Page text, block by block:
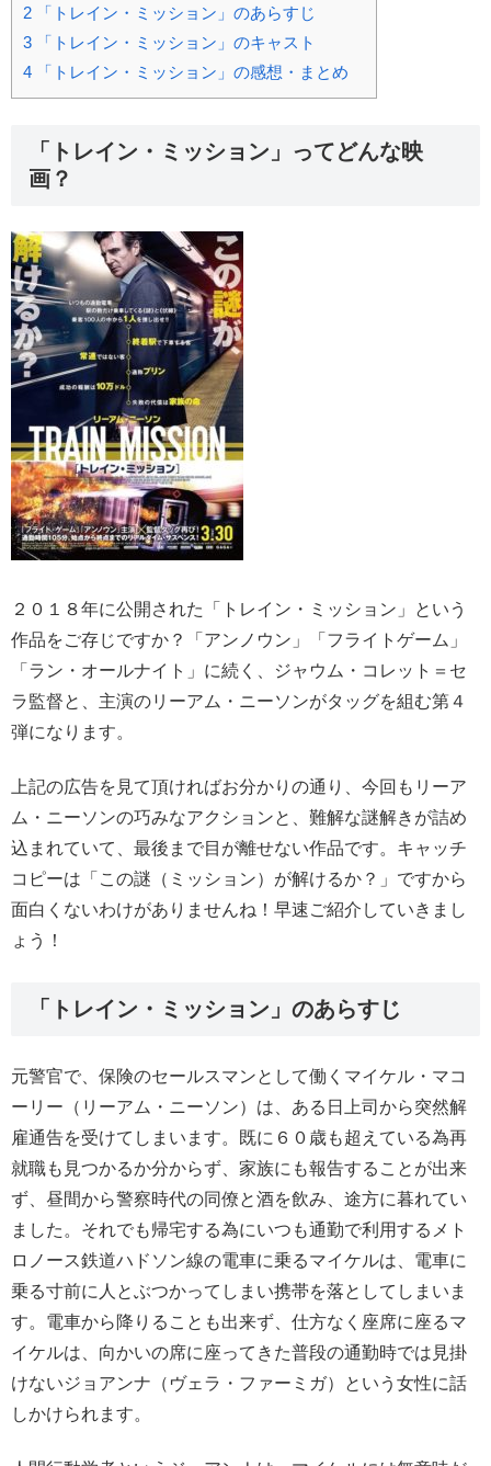
2 「トレイン・ミッション」のあらすじ
3 「トレイン・ミッション」のキャスト
4 「トレイン・ミッション」の感想・まとめ
「トレイン・ミッション」ってどんな映
画？
２０１８年に公開された「トレイン・ミッション」という
作品をご存じですか？「アンノウン」「フライトゲーム」
「ラン・オールナイト」に続く、ジャウム・コレット＝セ
ラ監督と、主演のリーアム・ニーソンがタッグを組む第４
弾になります。
上記の広告を見て頂ければお分かりの通り、今回もリーア
ム・ニーソンの巧みなアクションと、難解な謎解きが詰め
込まれていて、最後まで目が離せない作品です。キャッチ
コピーは「この謎（ミッション）が解けるか？」ですから
面白くないわけがありませんね！早速ご紹介していきまし
ょう！
「トレイン・ミッション」のあらすじ
元警官で、保険のセールスマンとして働くマイケル・マコ
ーリー（リーアム・ニーソン）は、ある日上司から突然解
雇通告を受けてしまいます。既に６０歳も超えている為再
就職も見つかるか分からず、家族にも報告することが出来
ず、昼間から警察時代の同僚と酒を飲み、途方に暮れてい
ました。それでも帰宅する為にいつも通勤で利用するメト
ロノース鉄道ハドソン線の電車に乗るマイケルは、電車に
乗る寸前に人とぶつかってしまい携帯を落としてしまいま
す。電車から降りることも出来ず、仕方なく座席に座るマ
イケルは、向かいの席に座ってきた普段の通勤時では見掛
けないジョアンナ（ヴェラ・ファーミガ）という女性に話
しかけられます。